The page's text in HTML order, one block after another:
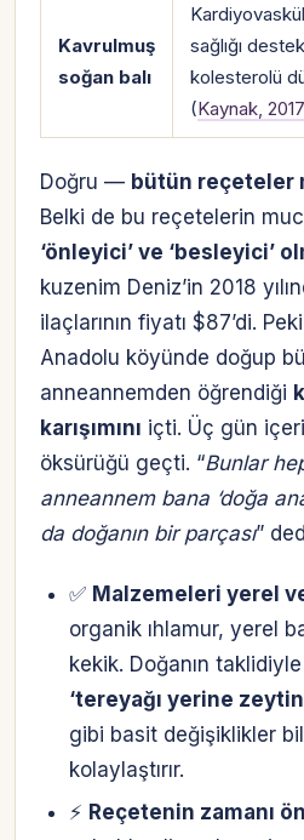
Kavrulmuş
soğan balı
sağlığı
kolesterolü
(Kaynak, 2017
Doğru — bütün reçeteler
Belki de bu reçetelerin
‘önleyici’ ve ‘besleyici’
kuzenim Deniz’in 2018
ilaçlarının fiyatı $87’di.
Anadolu köyünde doğup
anneannemden öğrendiği
karışımını içti. Üç gün
öksürüğü geçti. “Bunlar
anneannem bana ‘doğa
da doğanın bir parçası”
✅ Malzemeleri yerel
organik ıhlamur, yerel
kekik. Doğanın
‘tereyağı yerine
gibi basit değişiklikler
kolaylaştırır.
⚡ Reçetenin zamanı